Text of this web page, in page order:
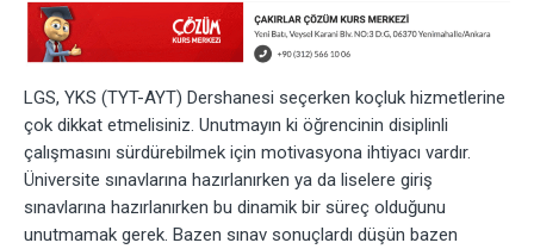
LGS, YKS (TYT-AYT) Dershanesi seçerken koçluk hizmetlerine
çok dikkat etmelisiniz. Unutmayın ki öğrencinin disiplinli
çalışmasını sürdürebilmek için motivasyona ihtiyacı vardır.
Üniversite sınavlarına hazırlanırken ya da liselere giriş
sınavlarına hazırlanırken bu dinamik bir süreç olduğunu
unutmamak gerek. Bazen sınav sonuçlardı düşün bazen